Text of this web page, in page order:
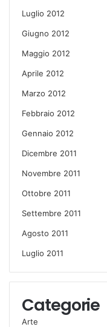
Luglio 2012
Giugno 2012
Maggio 2012
Aprile 2012
Marzo 2012
Febbraio 2012
Gennaio 2012
Dicembre 2011
Novembre 2011
Ottobre 2011
Settembre 2011
Agosto 2011
Luglio 2011
Categorie
Arte